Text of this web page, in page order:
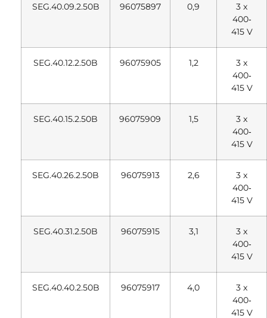
SEG.40.09.2.50B 96075897 0,9
3 x
400‐
415 V
SEG.40.12.2.50B 96075905 1,2
3 x
400‐
415 V
SEG.40.15.2.50B 96075909 1,5
3 x
400‐
415 V
SEG.40.26.2.50B 96075913 2,6
3 x
400‐
415 V
SEG.40.31.2.50B 96075915 3,1
3 x
400‐
415 V
SEG.40.40.2.50B 96075917 4,0
3 x
400‐
415 V